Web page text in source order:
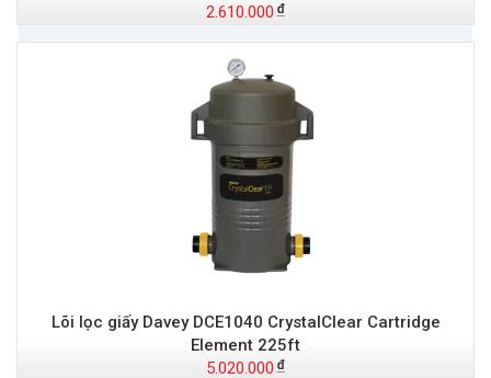
2.610.000
Lõi lọc giấy Davey DCE1040 CrystalClear Cartridge
Element 225ft
5.020.000